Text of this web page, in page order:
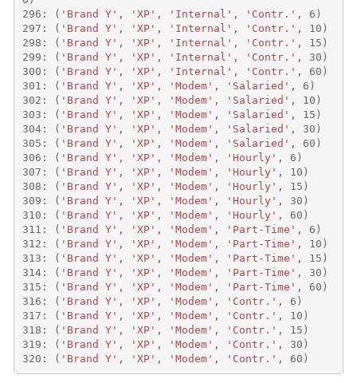
296 : ( 'Brand Y' , 'XP' , 'Internal' , 'Contr.' , 6 )
297 : ( 'Brand Y' , 'XP' , 'Internal' , 'Contr.' , 10 )
298 : ( 'Brand Y' , 'XP' , 'Internal' , 'Contr.' , 15 )
299 : ( 'Brand Y' , 'XP' , 'Internal' , 'Contr.' , 30 )
300 : ( 'Brand Y' , 'XP' , 'Internal' , 'Contr.' , 60 )
301 : ( 'Brand Y' , 'XP' , 'Modem' , 'Salaried' , 6 )
302 : ( 'Brand Y' , 'XP' , 'Modem' , 'Salaried' , 10 )
303 : ( 'Brand Y' , 'XP' , 'Modem' , 'Salaried' , 15 )
304: ( 'Brand Y' , 'XP' , 'Modem' , 'Salaried' , 30 )
305 : ( 'Brand Y' , 'XP' , 'Modem' , 'Salaried' , 60 )
306 : ( 'Brand Y' , 'XP' , 'Modem' , 'Hourly' , 6 )
307 : ( 'Brand Y' , 'XP' , 'Modem' , 'Hourly' , 10 )
308 : ( 'Brand Y' , 'XP' , 'Modem' , 'Hourly' , 15 )
309 : ( 'Brand Y' , 'XP' , 'Modem' , 'Hourly' , 30 )
310 : ( 'Brand Y' , 'XP' , 'Modem' , 'Hourly' , 60 )
311 : ( 'Brand Y' , 'XP' , 'Modem' , 'Part-Time' , 6 )
312 : ( 'Brand Y' , 'XP' , 'Modem' , 'Part-Time' , 10 )
313 : ( 'Brand Y' , 'XP' , 'Modem' , 'Part-Time' , 15 )
314: ( 'Brand Y' , 'XP' , 'Modem' , 'Part-Time' , 30 )
315 : ( 'Brand Y' , 'XP' , 'Modem' , 'Part-Time' , 60 )
316 : ( 'Brand Y' , 'XP' , 'Modem' , 'Contr.' , 6 )
317 : ( 'Brand Y' , 'XP' , 'Modem' , 'Contr.' , 10 )
318 : ( 'Brand Y' , 'XP' , 'Modem' , 'Contr.' , 15 )
319 : ( 'Brand Y' , 'XP' , 'Modem' , 'Contr.' , 30 )
320 : ( 'Brand Y' , 'XP' , 'Modem' , 'Contr.' , 60 )